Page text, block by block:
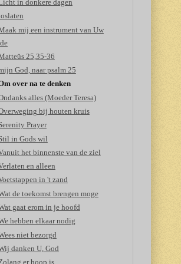
in donkere dagen
mij een instrument van Uw
25,35-36
God, naar psalm 25
over na te denken
alles (Moeder Teresa)
bij houten kruis
Prayer
in Gods wil
het binnenste van de ziel
en alleen
in 't zand
de toekomst brengen moge
gaat erom in je hoofd
hebben elkaar nodig
niet bezorgd
danken U, God
er hoop is